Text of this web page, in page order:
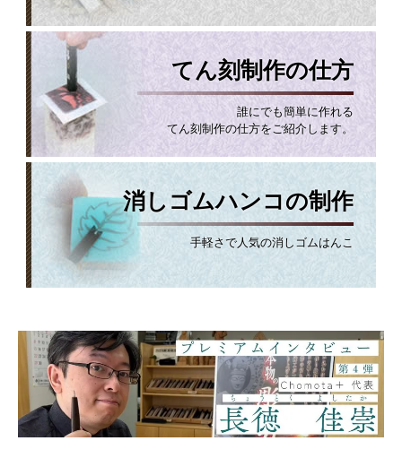
てん刻制作の仕方
誰にでも簡単に作れる
てん刻制作の仕方をご紹介します。
消しゴムハンコの制作
手軽さで人気の消しゴムはんこ